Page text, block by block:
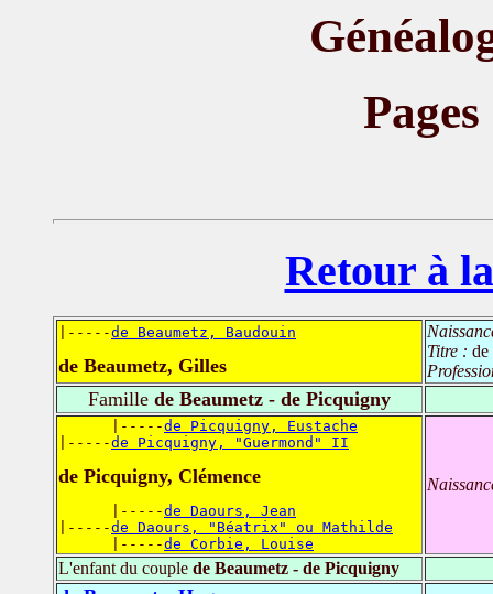
Retour à
|-----de Beaumetz, Baudouin
de Beaumetz, Gilles
Titre : de
Famille de Beaumetz - de Picquigny
      |-----
de Picquigny, Eustache
|-----de Picquigny, "Guermond" II
de Picquigny, Clémence
      |-----
de Daours, Jean
|-----de Daours, "Béatrix" ou Mathilde
      |-----
de Corbie, Louise
L'enfant du couple de Beaumetz - de Picquigny